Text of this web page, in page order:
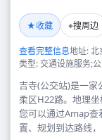
★收藏 ⌖搜周边
查看完整信息地址:
类型: 交通设施服务;
吉寺(公交站)是一家
柔区H22路。地理坐
您可以通过Amap查
置、规划到达路线